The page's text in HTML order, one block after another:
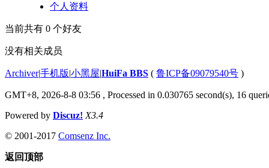
个人资料
当前共有 0 个好友
没有相关成员
Archiver|手机版|小黑屋|HuiFa BBS ( 鲁ICP备09079540号 )
GMT+8, 2026-8-8 03:56 , Processed in 0.030765 second(s), 16
Powered by Discuz! X3.4
© 2001-2017 Comsenz Inc.
返回顶部